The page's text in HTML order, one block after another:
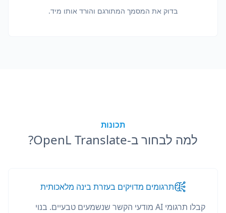
בדוק את המסמך המתורגם והורד אותו מיד.
תכונות
למה לבחור ב-OpenL Translate?
תרגומים מדויקים בעזרת בינה מלאכותית
קבלו תרגומי AI מודעי הקשר שנשמעים טבעיים. בנוי